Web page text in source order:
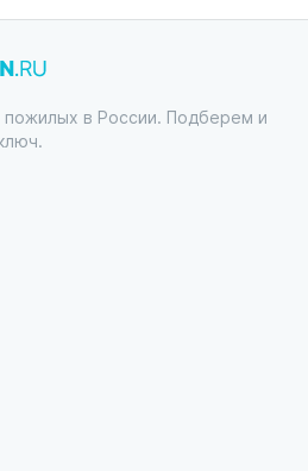
в России. Подберем и